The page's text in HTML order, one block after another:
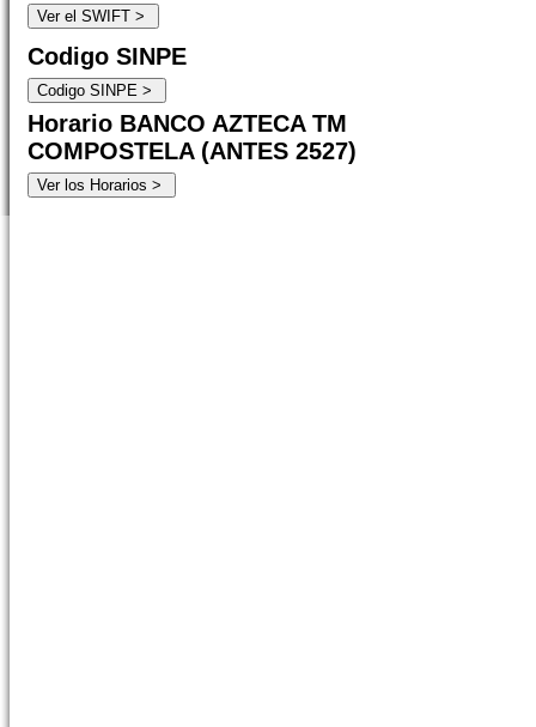
Codigo SINPE
Horario BANCO AZTECA TM
COMPOSTELA (ANTES 2527)